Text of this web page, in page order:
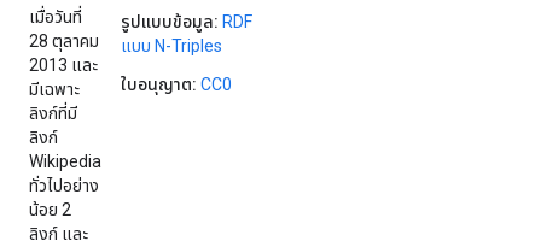
เมื่อวันที่
28 ตุลาคม
2013 และ
มีเฉพาะ
ลิงก์ที่มี
ลิงก์
Wikipedia
ทั่วไปอย่าง
น้อย 2
ลิงก์ และ
รูปแบบข้อมูล: RDF
แบบ N-Triples
ใบอนุญาต: CC0